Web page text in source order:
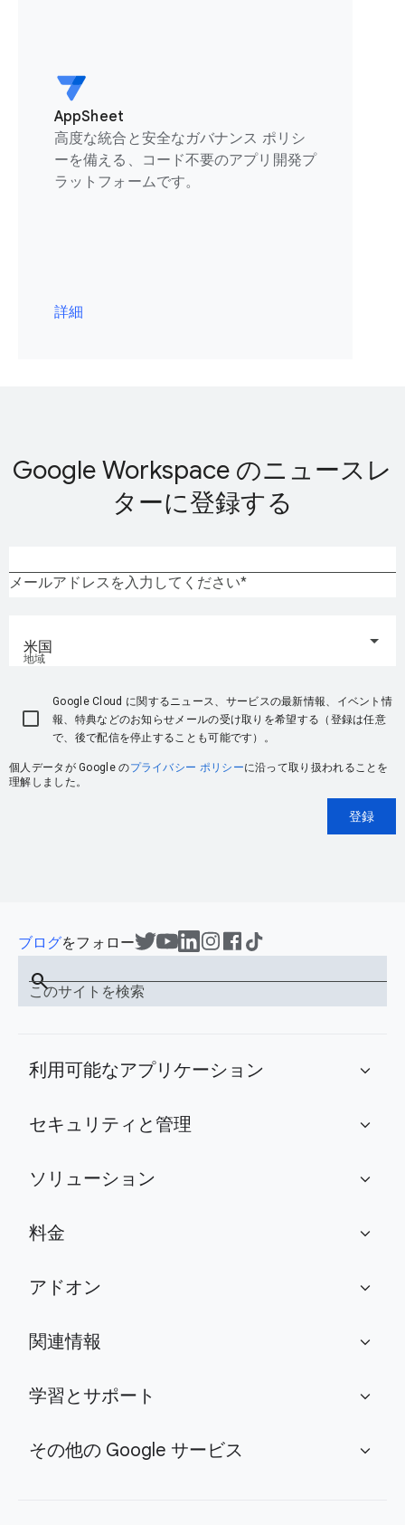
AppSheet
高度な統合と安全なガバナンス ポリシ
ーを備える、コード不要のアプリ開発プ
ラットフォームです。
詳細
Google Workspace のニュースレ
ターに登録する
メールアドレスを入力してください
地域
米国
Google Cloud に関するニュース、サービスの最新情報、イベント情
報、特典などのお知らせメールの受け取りを希望する（登録は任意
で、後で配信を停止することも可能です）。
個人データが Google のプライバシー ポリシーに沿って取り扱われることを
理解しました。
登録
ブログをフォロー
このサイトを検索
search
利用可能なアプリケーション expand_more
セキュリティと管理 expand_more
ソリューション expand_more
料金 expand_more
アドオン expand_more
関連情報 expand_more
学習とサポート expand_more
その他の Google サービス expand_more